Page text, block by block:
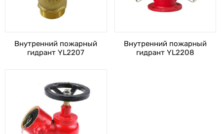
Внутренний пожарный
гидрант YL2207
Внутренний пожарный
гидрант YL2208